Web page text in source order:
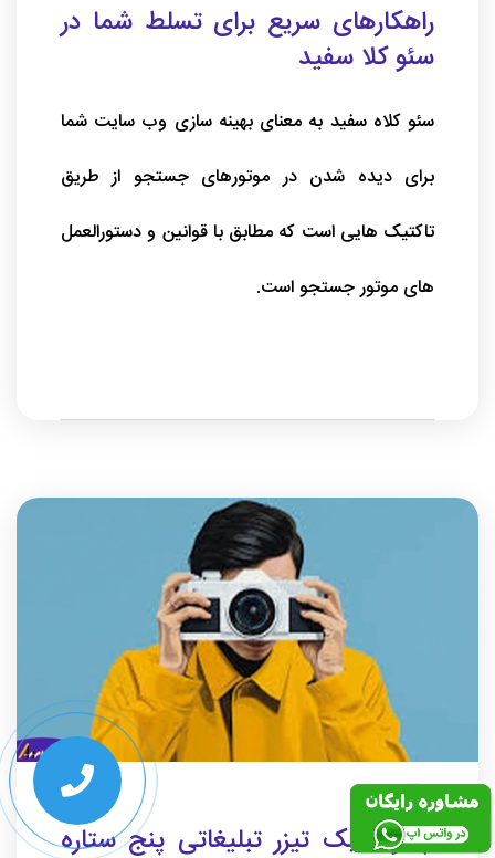
راهکارهای سریع برای تسلط شما در
سئو کلا سفید
سئو کلاه سفید به معنای بهینه سازی وب سایت شما
برای دیده شدن در موتورهای جستجو از طریق
تاکتیک هایی است که مطابق با قوانین و دستورالعمل
های موتور جستجو است.
چگونه یک تیزر تبلیغاتی پنج ستاره